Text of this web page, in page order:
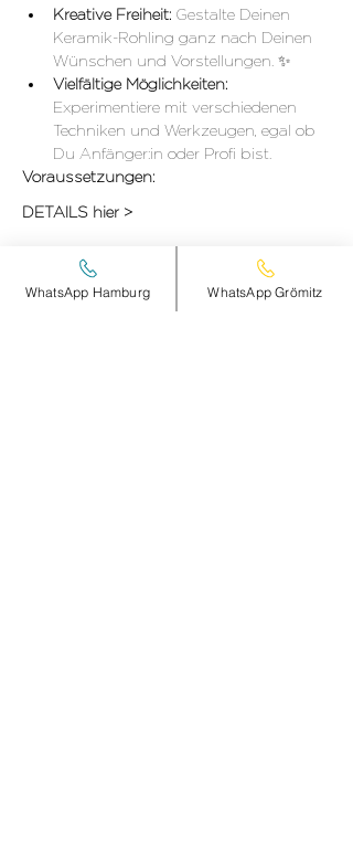
Kreative Freiheit: Gestalte Deinen
Keramik-Rohling ganz nach Deinen
Wünschen und Vorstellungen. ✨
Vielfältige Möglichkeiten:
Experimentiere mit verschiedenen
Techniken und Werkzeugen, egal ob
Du Anfänger:in oder Profi bist.
Voraussetzungen:
DETAILS hier >
WhatsApp Hamburg WhatsApp Grömitz